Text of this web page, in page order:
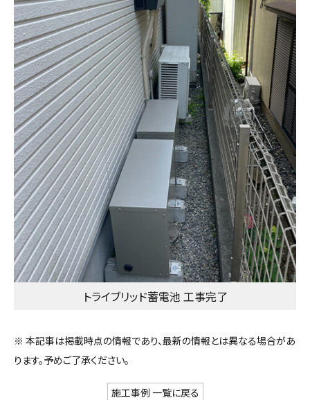
トライブリッド蓄電池 工事完了
※ 本記事は掲載時点の情報であり、最新の情報とは異なる場合があ
ります。予めご了承ください。
施工事例 一覧に戻る